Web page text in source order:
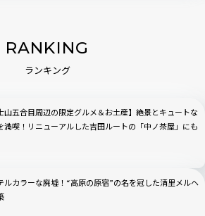
RANKING
ランキング
山五合目周辺の限定グルメ＆お土産】絶景とキュートな
満喫！リニューアルした吉田ルートの「中ノ茶屋」にも
ルカラーな廃墟！“高原の原宿”の名を冠した清里メルヘ